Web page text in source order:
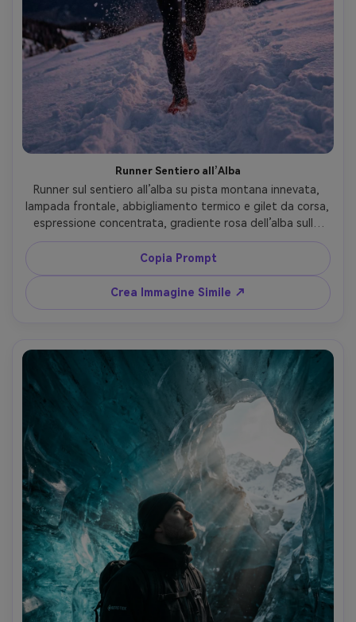
Runner Sentiero all’Alba
Runner sul sentiero all’alba su pista montana innevata,
lampada frontale, abbigliamento termico e gilet da corsa,
espressione concentrata, gradiente rosa dell’alba sulle
cime, alito visibile, scatto Sony A1, 35mm f/1.8,
angolazione bassa, movimento con volto nitido, vibe
energetico endurance, texture realistica della neve e dei
tessuti --ar 4:5
Copia Prompt
Crea Immagine Simile ↗